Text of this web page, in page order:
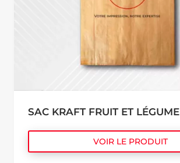
SAC KRAFT FRUIT ET LÉGUME
VOIR LE PRODUIT